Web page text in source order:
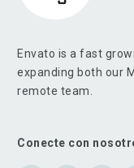
Envato is a fast
expanding both our
remote team.
Conecte con